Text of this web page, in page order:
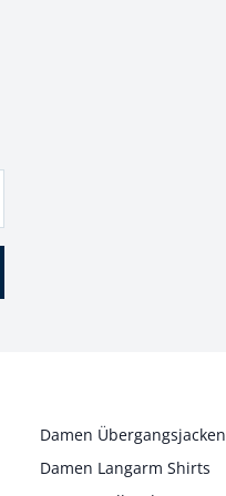
Damen Übergangsjacken
Damen Langarm Shirts